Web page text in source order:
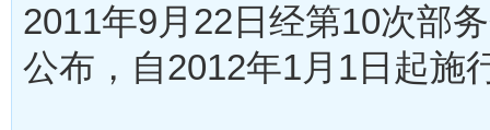
2011年9月22日经第10次部
公布，自2012年1月1日